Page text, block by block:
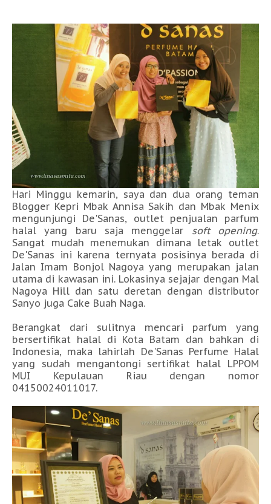
Hari Minggu kemarin, saya dan dua orang teman
Blogger Kepri Mbak Annisa Sakih dan Mbak Menix
mengunjungi De'Sanas, outlet penjualan parfum
halal yang baru saja menggelar soft opening.
Sangat mudah menemukan dimana letak outlet
De'Sanas ini karena ternyata posisinya berada di
Jalan Imam Bonjol Nagoya yang merupakan jalan
utama di kawasan ini. Lokasinya sejajar dengan Mal
Nagoya Hill dan satu deretan dengan distributor
Sanyo juga Cake Buah Naga.
Berangkat dari sulitnya mencari parfum yang
bersertifikat halal di Kota Batam dan bahkan di
Indonesia, maka lahirlah De'Sanas Perfume Halal
yang sudah mengantongi sertifikat halal LPPOM
MUI Kepulauan Riau dengan nomor
04150024011017.